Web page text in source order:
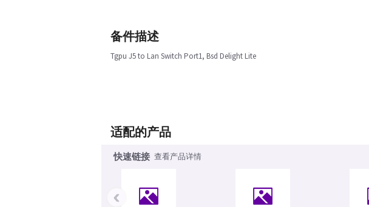
备件描述
Tgpu J5 to Lan Switch Port1, Bsd Delight Lite
适配的产品
快速链接 查看产品详情
‹